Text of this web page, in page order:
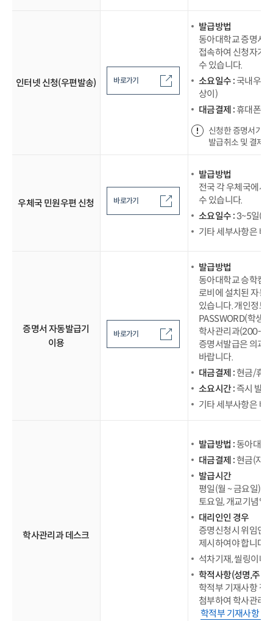
인터넷 신청(우편발송) 바로가기
발급방법
동아대학교 증명서
접속하여 신청자가
수 있습니다.
소요일수 :국내우편
상이)
대금결제 :휴대폰소
신청한 증명서가
발급취소 및 결제
우체국 민원우편 신청 바로가기
발급방법
전국 각 우체국에서
수 있습니다.
소요일수 : 3~5일(지
기타 세부사항은 바
증명서 자동발급기
이용
바로가기
발급방법
동아대학교 승학캠
로비에 설치된 자동
있습니다. 개인정보
PASSWORD(학생
학사관리과(200-
증명서발급은 의과
바랍니다.
대금결제 : 현금/휴
소요시간 :즉시 발급
기타 세부사항은 바
학사관리과 데스크
발급방법 :동아대학
대금결제 : 현금(자
발급시간
평일(월 ~ 금요일)
토요일, 개교기념일
대리인인 경우
증명신청시 위임인
제시하여야 합니다.
석차기재, 씰링이나
학적사항(성명,주민
학적부 기재사항 정
첨부하여 학사관리
학적부 기재사항 정